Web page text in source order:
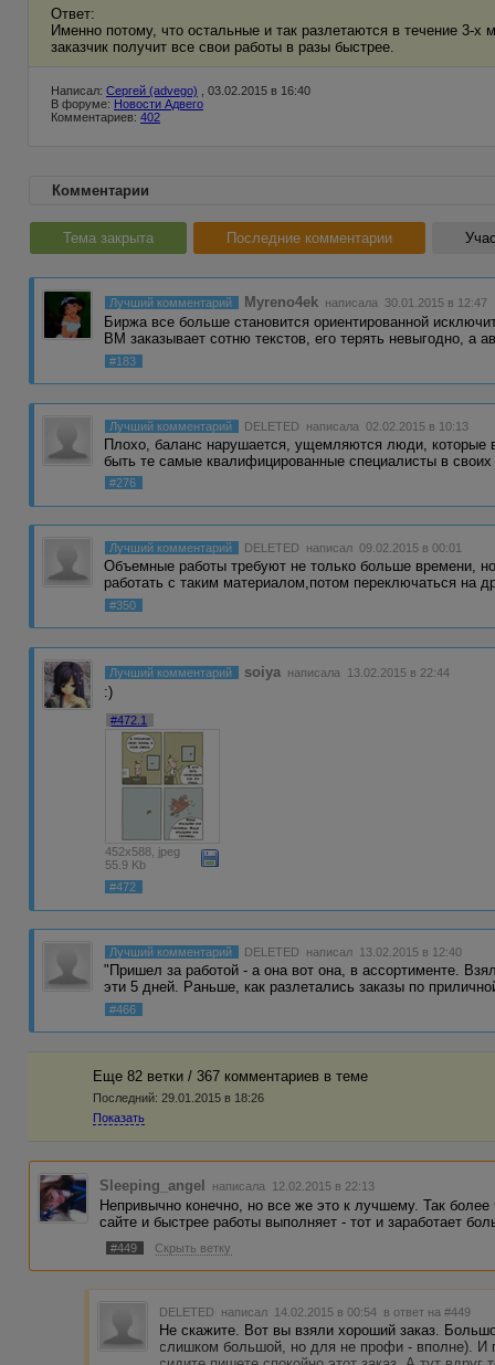
Ответ:
Именно потому, что остальные и так разлетаются в течение 3-
заказчик получит все свои работы в разы быстрее.
Написал: Сергей (advego) , 03.02.2015 в 16:40
В форуме: Новости Адвего
Комментариев: 402
Комментарии
Тема закрыта Последние комментарии
Лучший комментарий Myreno4ek написала 30.01.2015 в 12:47
Биржа все больше становится ориентированной
ВМ заказывает сотню текстов, его терять невыгодно, а
#183
Лучший комментарий DELETED написала 02.02.2015 в 10:13
Плохо, баланс нарушается, ущемляются люди, которые
быть те самые квалифицированные специалисты в
#276
Лучший комментарий DELETED написал 09.02.2015 в 00:01
Объемные работы требуют не только больше времени,
работать с таким материалом,потом переключаться на
#350
Лучший комментарий soiya написала 13.02.2015 в 22:44
:)
#472.1
452x588, jpeg
55.9 Kb
#472
Лучший комментарий DELETED написал 13.02.2015 в 12:40
"Пришел за работой - а она вот она, в ассортименте.
эти 5 дней. Раньше, как разлетались заказы по
#466
Еще 82 ветки / 367 комментариев в темe
Последний: 29.01.2015 в 18:26
Показать
Sleeping_angel написала 12.02.2015 в 22:13
Непривычно конечно, но все же это к лучшему. Так
сайте и быстрее работы выполняет - тот и заработает
#449 Скрыть ветку
DELETED написал 14.02.2015 в 00:54 в ответ на #449
Не скажите. Вот вы взяли хороший заказ.
слишком большой, но для не профи - вполне). И